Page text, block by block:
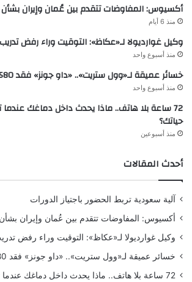
أكسيوس: المفاوضات تتقدم بين عُمان وإيران
منذ 6 أيام
وكيل غوارديولا لـ«عكاظ»: التوقيت وراء رفض تدريب
منذ أسبوع واحد
خسائر عميقة لـ«وول ستريت».. «داو جونز» فقد 580 نقطة
منذ أسبوع واحد
72 ساعة بلا هاتف.. ماذا يحدث داخل دماغك
حياتك؟
منذ أسبوعين
أحدث المقالات
آلية سعودية تربط الحضور باجتياز الدورات
أكسيوس: المفاوضات تتقدم بين عُمان وإيران
وكيل غوارديولا لـ«عكاظ»: التوقيت وراء رفض
خسائر عميقة لـ«وول ستريت».. «داو جونز» فقد 580 نقطة
72 ساعة بلا هاتف.. ماذا يحدث داخل دماغك